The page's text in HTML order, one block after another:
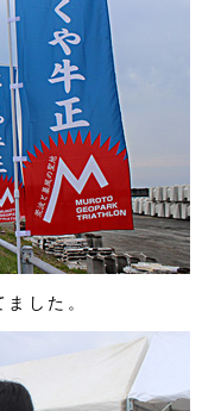
した。